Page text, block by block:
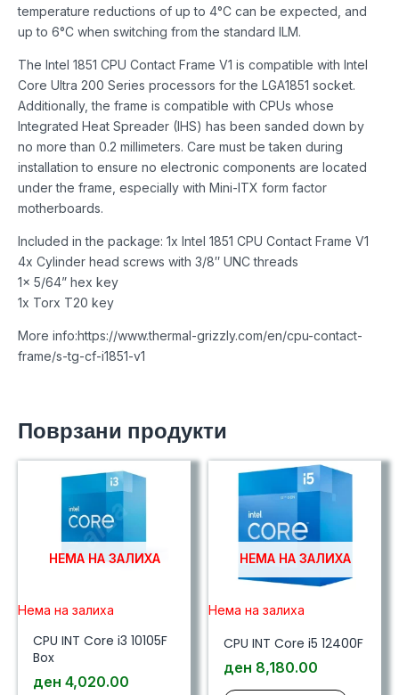
temperature reductions of up to 4°C can be expected, and
up to 6°C when switching from the standard ILM.
The Intel 1851 CPU Contact Frame V1 is compatible with Intel
Core Ultra 200 Series processors for the LGA1851 socket.
Additionally, the frame is compatible with CPUs whose
Integrated Heat Spreader (IHS) has been sanded down by
no more than 0.2 millimeters. Care must be taken during
installation to ensure no electronic components are located
under the frame, especially with Mini-ITX form factor
motherboards.
Included in the package: 1x Intel 1851 CPU Contact Frame V1
4x Cylinder head screws with 3/8″ UNC threads
1x 5/64” hex key
1x Torx T20 key
More info:https://www.thermal-grizzly.com/en/cpu-contact-
frame/s-tg-cf-i1851-v1
Поврзани продукти
НЕМА НА ЗАЛИХА
Нема на залиха
CPU INT Core i3 10105F
Box
ден 4,020.00
НЕМА НА ЗАЛИХА
Нема на залиха
CPU INT Core i5 12400F
ден 8,180.00